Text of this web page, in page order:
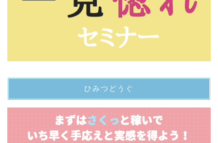
ひみつどうぐ